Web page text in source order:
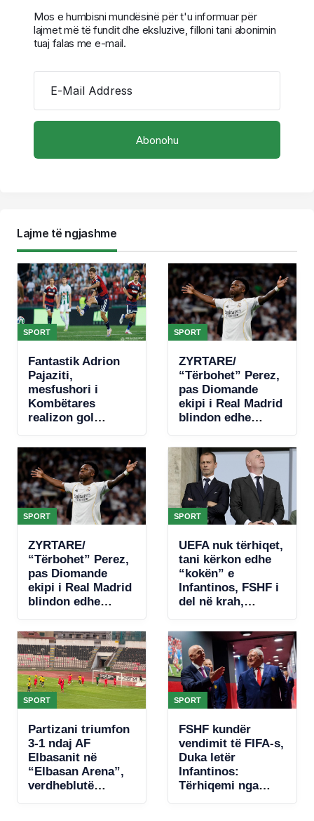
Mos e humbisni mundësinë për t'u informuar për
lajmet më të fundit dhe eksluzive, filloni tani abonimin
tuaj falas me e-mail.
E-Mail Address
Lajme të ngjashme
SPORT
Fantastik Adrion
Pajaziti,
mesfushori i
Kombëtares
realizon gol
Conference
League (VIDEO)
SPORT
ZYRTARE/
“Tërbohet” Perez,
pas Diomande
ekipi i Real Madrid
blindon edhe
SPORT
ZYRTARE/
“Tërbohet” Perez,
pas Diomande
ekipi i Real Madrid
blindon edhe
SPORT
UEFA nuk tërhiqet,
tani kërkon edhe
“kokën” e
Infantinos, FSHF i
del në krah,
mbështetjen ndaj
presidentit të
FIFA-s
SPORT
Partizani triumfon
3-1 ndaj AF
Elbasanit në
“Elbasan Arena”,
verdheblutë
SPORT
FSHF kundër
vendimit të FIFA-s,
Duka letër
Infantinos:
Tërhiqemi nga